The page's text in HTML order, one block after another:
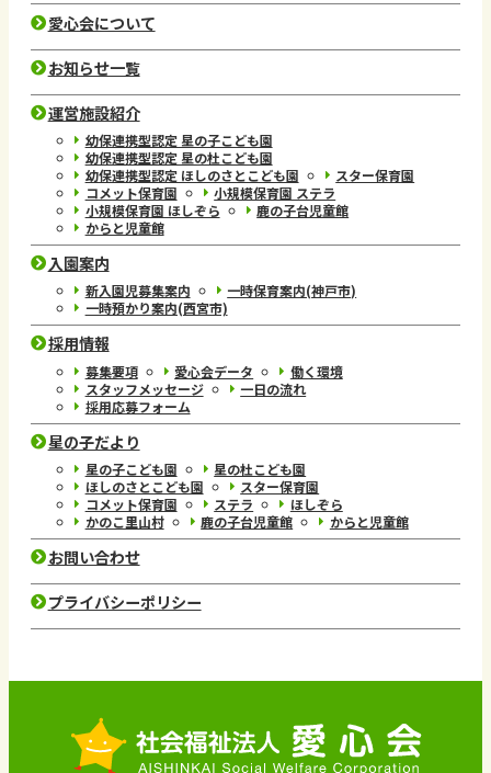
愛心会について
お知らせ一覧
運営施設紹介
幼保連携型認定 星の子こども園
幼保連携型認定 星の杜こども園
幼保連携型認定 ほしのさとこども園
スター保育園
コメット保育園
小規模保育園 ステラ
小規模保育園 ほしぞら
鹿の子台児童館
からと児童館
入園案内
新入園児募集案内
一時保育案内(神戸市)
一時預かり案内(西宮市)
採用情報
募集要項 愛心会データ
働く環境
スタッフメッセージ
一日の流れ
採用応募フォーム
星の子だより
星の子こども園
星の杜こども園
ほしのさとこども園
スター保育園
コメット保育園
ステラ
ほしぞら
かのこ里山村
鹿の子台児童館 からと児童館
お問い合わせ
プライバシーポリシー